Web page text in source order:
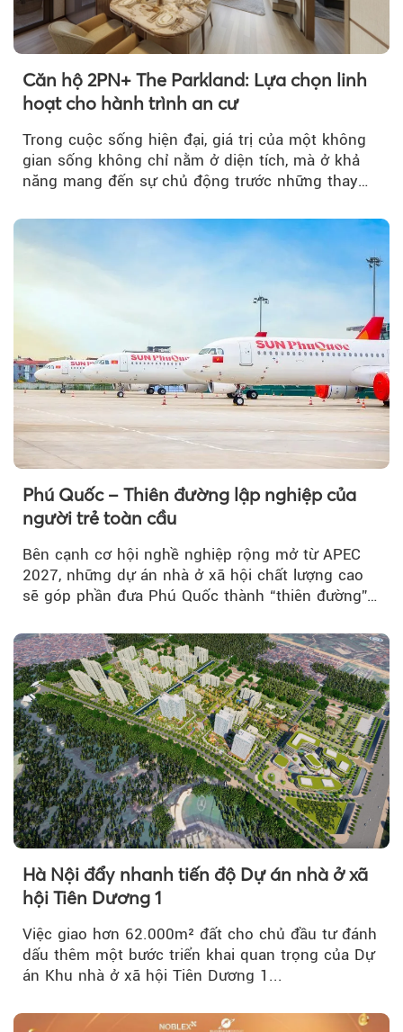
Căn hộ 2PN+ The Parkland: Lựa chọn linh
hoạt cho hành trình an cư
Trong cuộc sống hiện đại, giá trị của một không
gian sống không chỉ nằm ở diện tích, mà ở khả
năng mang đến sự chủ động trước những thay
Phú Quốc – Thiên đường lập nghiệp của
người trẻ toàn cầu
Bên cạnh cơ hội nghề nghiệp rộng mở từ APEC
2027, những dự án nhà ở xã hội chất lượng cao
sẽ góp phần đưa Phú Quốc thành “thiên đường”
Hà Nội đẩy nhanh tiến độ Dự án nhà ở xã
hội Tiên Dương 1
Việc giao hơn 62.000m² đất cho chủ đầu tư đánh
dấu thêm một bước triển khai quan trọng của Dự
án Khu nhà ở xã hội Tiên Dương 1...